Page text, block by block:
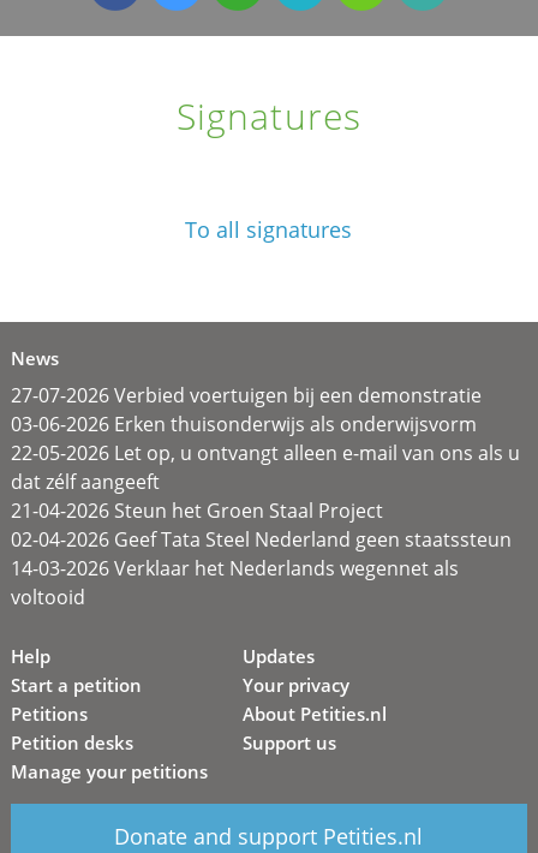
Signatures
To all signatures
News
27-07-2026 Verbied voertuigen bij een demonstratie
03-06-2026 Erken thuisonderwijs als onderwijsvorm
22-05-2026 Let op, u ontvangt alleen e-mail van ons als u
dat zélf aangeeft
21-04-2026 Steun het Groen Staal Project
02-04-2026 Geef Tata Steel Nederland geen staatssteun
14-03-2026 Verklaar het Nederlands wegennet als
voltooid
Help
Start a petition
Petitions
Petition desks
Manage your petitions
Updates
Your privacy
About Petities.nl
Support us
Donate and support Petities.nl